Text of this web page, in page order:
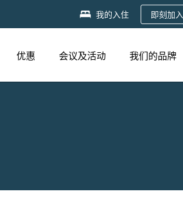
我的入住 即刻加入
优惠 会议及活动 我们的品牌